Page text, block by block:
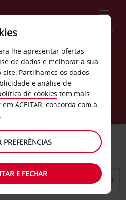
Menu
Nova
COMERCIAIS
lhe apresentar ofertas
de dados e melhorar a sua
site. Partilhamos os dados
e análise de
de cookies tem mais
ACEITAR, concorda com a
PREFERÊNCIAS
E FECHAR